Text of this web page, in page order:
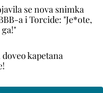
se nova snimka
a i Torcide: "Je*ote,
kapetana